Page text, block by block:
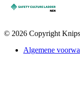
© 2026 Copyright
Algemene